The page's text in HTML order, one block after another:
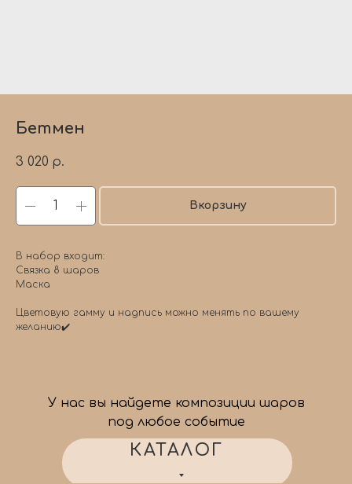
Бетмен
3 020 р.
Вкорзину
В набор входит:
Связка 8 шаров
Маска
Цветовую гамму и надпись можно менять по вашему
желанию✔️
КАТАЛОГ
У нас вы найдете композиции шаров
под любое событие